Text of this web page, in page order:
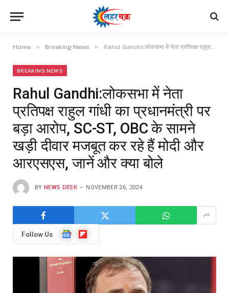
Home » Breaking News » Rahul Gandhi:लोकसभा में नेता प्रतिपक्ष राहुल गांधी का प्रधानमंत्री पर बड़ा आरोप, SC-ST, OBC के सामने खड़ी दीवार मजबूत कर रहे हैं मोदी और आरएसएस, जानें और क्या बोले
BREAKING NEWS
Rahul Gandhi:लोकसभा में नेता
प्रतिपक्ष राहुल गांधी का प्रधानमंत्री पर
बड़ा आरोप, SC-ST, OBC के सामने
खड़ी दीवार मजबूत कर रहे हैं मोदी और
आरएसएस, जानें और क्या बोले
BY NEWS DESK NOVEMBER 26, 2024
Follow Us
GoogleFlipboard